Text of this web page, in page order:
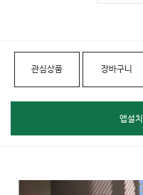
관심상품 장바구니